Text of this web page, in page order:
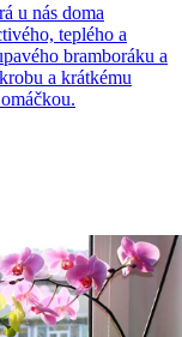
u nás doma
teplého a
bramboráku a
a krátkému